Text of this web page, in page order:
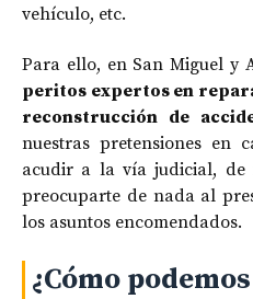
vehículo, etc.
Para ello, en San Miguel y
peritos expertos en
reconstrucción de
nuestras pretensiones en
acudir a la vía judicial, de
preocuparte de nada al
los asuntos encomendados.
¿Cómo